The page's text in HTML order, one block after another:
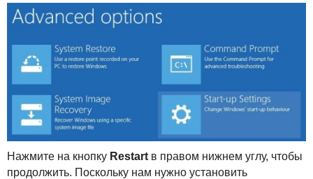
Нажмите на кнопку Restart в правом нижнем углу, чтобы
продолжить. Поскольку нам нужно установить